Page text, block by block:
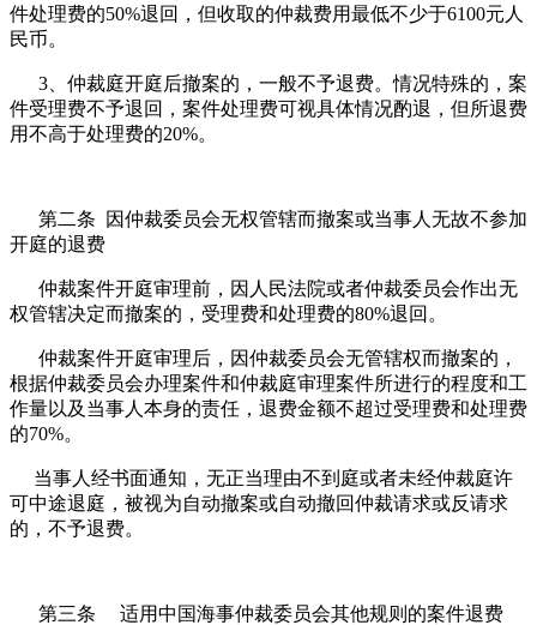
件处理费的50%退回，但收取的仲裁费用最低不少于6100元人
民币。
3、仲裁庭开庭后撤案的，一般不予退费。情况特殊的，案
件受理费不予退回，案件处理费可视具体情况酌退，但所退费
用不高于处理费的20%。
第二条 因仲裁委员会无权管辖而撤案或当事人无故不参加
开庭的退费
仲裁案件开庭审理前，因人民法院或者仲裁委员会作出无
权管辖决定而撤案的，受理费和处理费的80%退回。
仲裁案件开庭审理后，因仲裁委员会无管辖权而撤案的，
根据仲裁委员会办理案件和仲裁庭审理案件所进行的程度和工
作量以及当事人本身的责任，退费金额不超过受理费和处理费
的70%。
当事人经书面通知，无正当理由不到庭或者未经仲裁庭许
可中途退庭，被视为自动撤案或自动撤回仲裁请求或反请求
的，不予退费。
第三条 适用中国海事仲裁委员会其他规则的案件退费